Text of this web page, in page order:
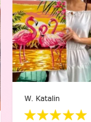
W. Katalin